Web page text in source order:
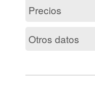
Precios
Otros datos